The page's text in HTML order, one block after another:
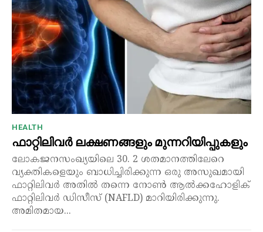
HEALTH
ഫാറ്റിലിവർ ലക്ഷണങ്ങളും മുന്നറിയിപ്പുകളും
ലോകജനസംഖ്യയിലെ 30. 2 ശതമാനത്തിലേറെ
വ്യക്തികളെയും ബാധിച്ചിരിക്കുന്ന ഒരു അസുഖമായി
ഫാറ്റിലിവർ അതിൽ തന്നെ നോൺ ആൽക്കഹോളിക്
ഫാറ്റിലിവർ ഡിസീസ് (NAFLD) മാറിയിരിക്കുന്നു.
അമിതമായ...